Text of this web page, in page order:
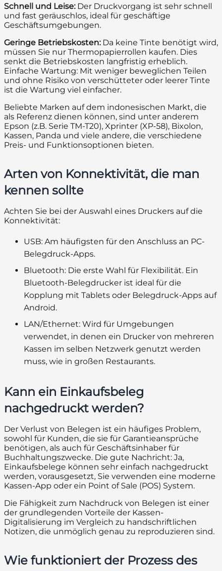
Schnell und Leise:Der Druckvorgang ist sehr schnell
und fast geräuschlos, ideal für geschäftige
Geschäftsumgebungen.
Geringe Betriebskosten:Da keine Tinte benötigt wird,
müssen Sie nur Thermopapierrollen kaufen. Dies
senkt die Betriebskosten langfristig erheblich.
Einfache Wartung: Mit weniger beweglichen Teilen
und ohne Risiko von verschütteter oder leerer Tinte
ist die Wartung viel einfacher.
Beliebte Marken auf dem indonesischen Markt, die
als Referenz dienen können, sind unter anderem
Epson (z.B. Serie TM-T20), Xprinter (XP-58), Bixolon,
Kassen, Panda und viele andere, die verschiedene
Preis- und Funktionsoptionen bieten.
Arten von Konnektivität, die man
kennen sollte
Achten Sie bei der Auswahl eines Druckers auf die
Konnektivität:
USB: Am häufigsten für den Anschluss an PC-
Belegdruck-Apps.
Bluetooth: Die erste Wahl für Flexibilität. Ein
Bluetooth-Belegdrucker ist ideal für die
Kopplung mit Tablets oder Belegdruck-Apps auf
Android.
LAN/Ethernet: Wird für Umgebungen
verwendet, in denen ein Drucker von mehreren
Kassen im selben Netzwerk genutzt werden
muss, wie in großen Restaurants.
Kann ein Einkaufsbeleg
nachgedruckt werden?
Der Verlust von Belegen ist ein häufiges Problem,
sowohl für Kunden, die sie für Garantieansprüche
benötigen, als auch für Geschäftsinhaber für
Buchhaltungszwecke. Die gute Nachricht: Ja,
Einkaufsbelege können sehr einfach nachgedruckt
werden, vorausgesetzt, Sie verwenden eine moderne
Kassen-App oder ein Point of Sale (POS) System.
Die Fähigkeit zum Nachdruck von Belegen ist einer
der grundlegenden Vorteile der Kassen-
Digitalisierung im Vergleich zu handschriftlichen
Notizen, die unmöglich genau zu reproduzieren sind.
Wie funktioniert der Prozess des